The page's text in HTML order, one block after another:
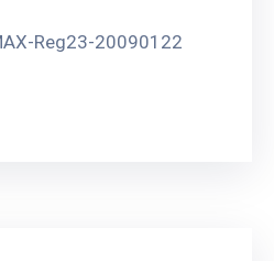
Reg23-20090122